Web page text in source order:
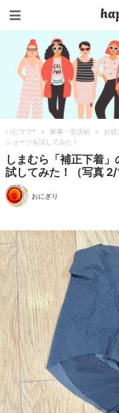
ハピママ* > 家事・生活術 > お役
ショーツを試してみた！
しまむら「補正下着
試してみた！（写真 2/
おにぎり